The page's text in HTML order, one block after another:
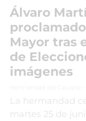
Álvaro
Mayor tras
de
imágenes
La hermandad
martes 25 de